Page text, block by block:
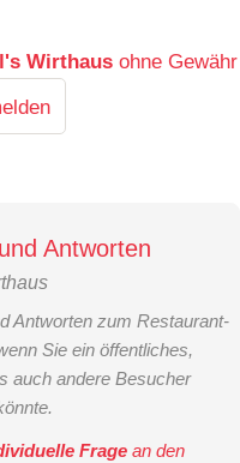
Wirthaus ohne Gewähr
Antworten
Antworten zum Restaurant-
Sie ein öffentliches,
auch andere Besucher
Frage an den